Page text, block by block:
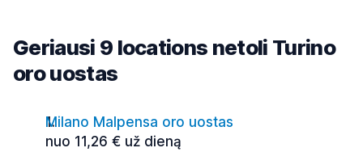
Geriausi 9 locations netoli Turino
oro uostas
Milano Malpensa oro uostas
nuo 11,26 € už dieną